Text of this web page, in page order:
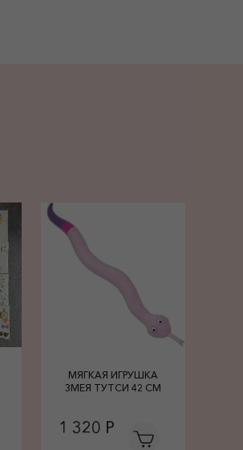
МЯГКАЯ ИГРУШКА
ЗМЕЯ ТУТСИ 42 СМ
1 320 Р